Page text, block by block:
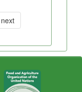
next